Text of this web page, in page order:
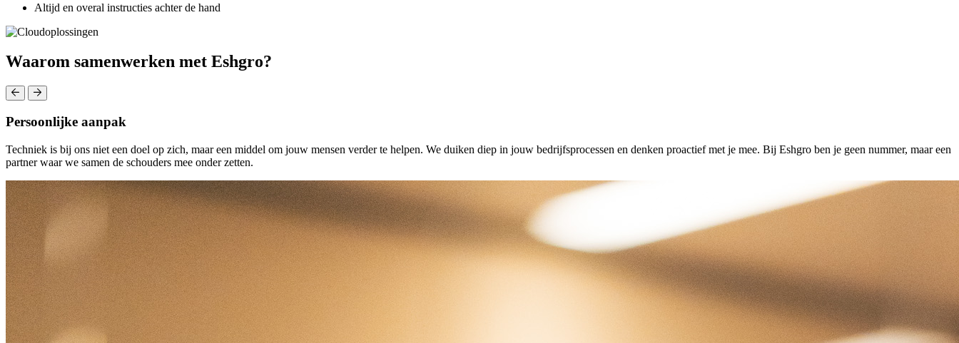
Altijd en overal instructies achter de hand
Waarom samenwerken met Eshgro?
Persoonlijke aanpak
Techniek is bij ons niet een doel op zich, maar een middel om jouw mensen verder te helpen. We duiken diep in jouw bedrijfsprocessen en denken proactief met je mee. Bij Eshgro ben je geen nummer, maar een
partner waar we samen de schouders mee onder zetten.